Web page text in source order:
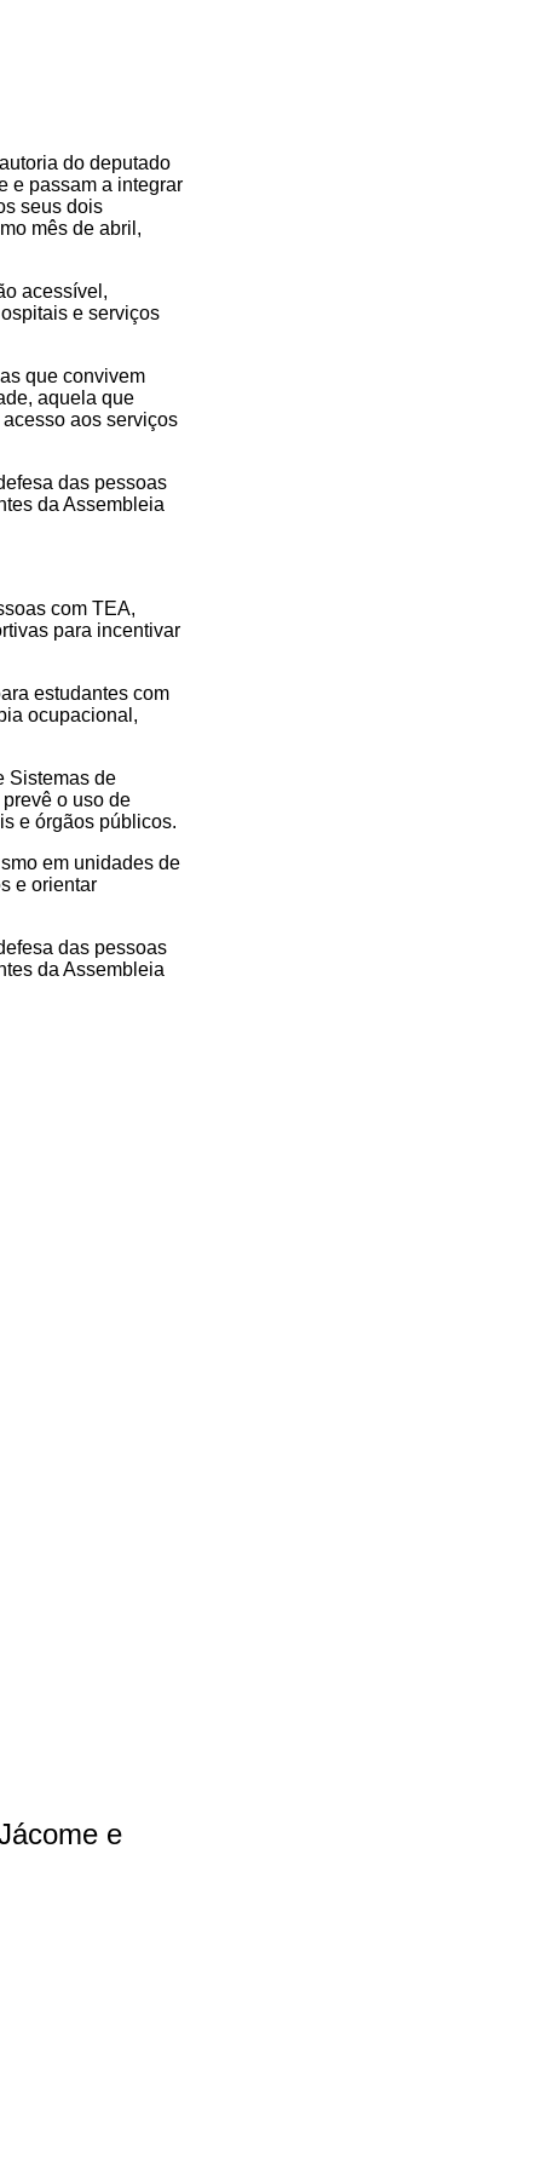
do deputado
e passam a integrar
seus dois
mês de abril,
acessível,
e serviços
que convivem
aquela que
aos serviços
das pessoas
da Assembleia
com TEA,
para incentivar
estudantes com
ocupacional,
Sistemas de
o uso de
e órgãos públicos.
em unidades de
e orientar
das pessoas
da Assembleia
e